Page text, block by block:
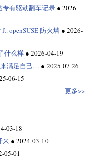
专有驱动翻车记录 ● 2026-
openSUSE 防火墙 ● 2026-
什么样 ● 2026-04-19
满足自己… ● 2025-07-26
06-15
更多>>
03-18
来 ● 2024-03-10
05-01